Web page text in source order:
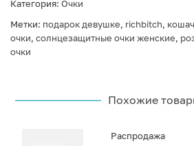
Категория: Очки
Метки: подарок девушке, richbitch,
очки, солнцезащитные очки женские,
очки
Похожие
Распродажа